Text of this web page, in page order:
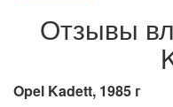
Отзывы
Opel Kadett, 1985 г